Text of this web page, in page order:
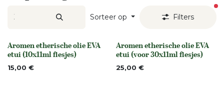
Sorteer op Filters
None
Aromen etherische olie EVA
etui (10x11ml flesjes)
15,00 €
None
Aromen etherische olie EVA
etui (voor 30x11ml flesjes)
25,00 €